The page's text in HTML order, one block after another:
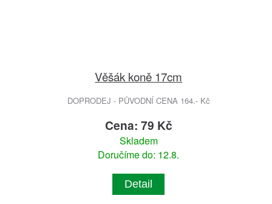
Věšák koně 17cm
DOPRODEJ - PŮVODNÍ CENA 164.- Kč
Cena: 79 Kč
Skladem
Doručíme do: 12.8.
Detail